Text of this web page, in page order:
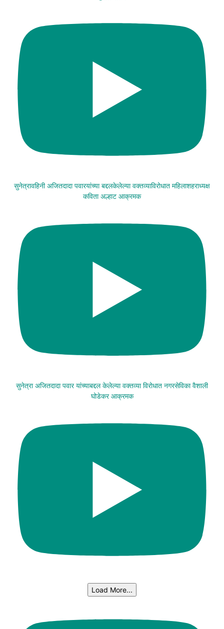
सुनेत्रावहिनी अजितदादा पवारयांच्या बद्दलकेलेल्या वक्तव्याविरोधात महिलाशहराध्यक्ष
कविता अल्हाट आक्रमक
सुनेत्रा अजितदादा पवार यांच्याबद्दल केलेल्या वक्तव्या विरोधात नगरसेविका वैशाली
घोडेकर आक्रमक
Load More...